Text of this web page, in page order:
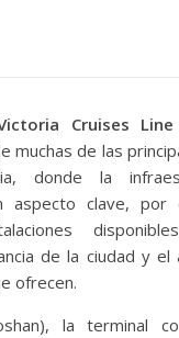
Cruises Line
muchas de las
donde la
aspecto clave, por
de la ciudad y
ofrecen.
la terminal